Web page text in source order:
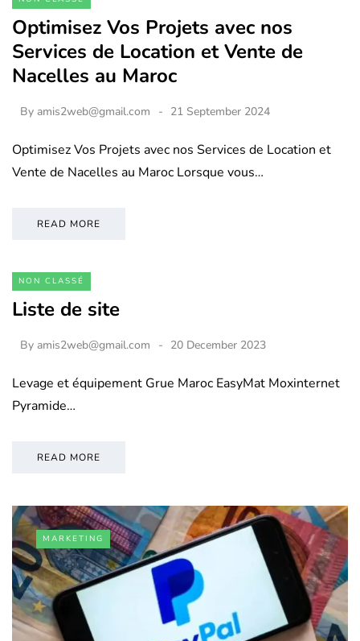
Optimisez Vos Projets avec nos
Services de Location et Vente de
Nacelles au Maroc
By amis2web@gmail.com 21 September 2024
Optimisez Vos Projets avec nos Services de Location et
Vente de Nacelles au Maroc Lorsque vous…
READ MORE
NON CLASSÉ
Liste de site
By amis2web@gmail.com 20 December 2023
Levage et équipement Grue Maroc EasyMat Moxinternet
Pyramide…
READ MORE
MARKETING